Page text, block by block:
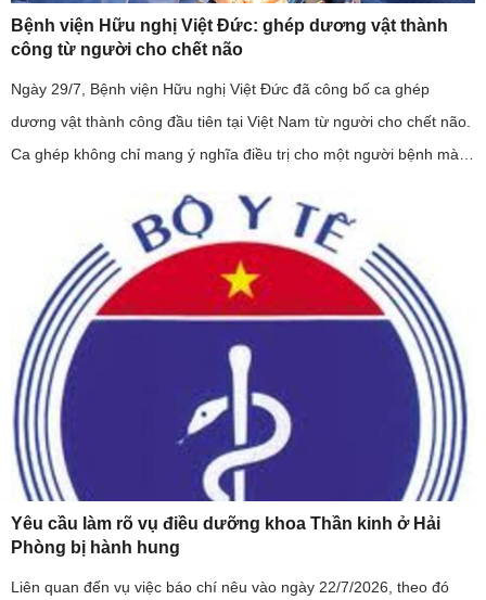
Bệnh viện Hữu nghị Việt Đức: ghép dương vật thành
công từ người cho chết não
Ngày 29/7, Bệnh viện Hữu nghị Việt Đức đã công bố ca ghép
dương vật thành công đầu tiên tại Việt Nam từ người cho chết não.
Ca ghép không chỉ mang ý nghĩa điều trị cho một người bệnh mà
Yêu cầu làm rõ vụ điều dưỡng khoa Thần kinh ở Hải
Phòng bị hành hung
Liên quan đến vụ việc báo chí nêu vào ngày 22/7/2026, theo đó